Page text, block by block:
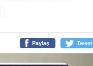
Paylaş Tweet